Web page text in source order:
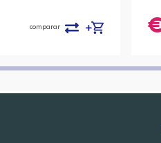
comparar